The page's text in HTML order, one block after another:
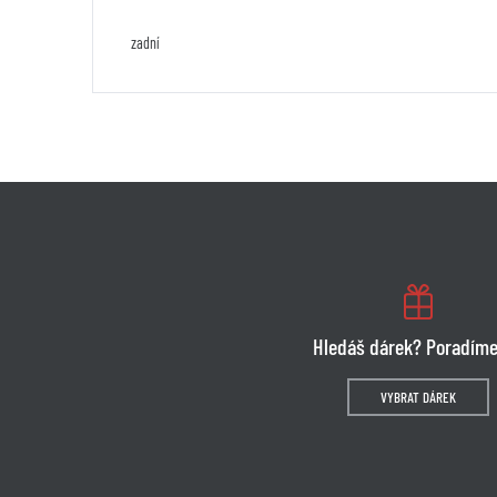
zadní
Hledáš dárek?
VYBRAT DÁREK